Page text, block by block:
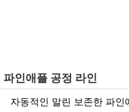
파인애플 공정 라인
자동적인 말린 보존한 파